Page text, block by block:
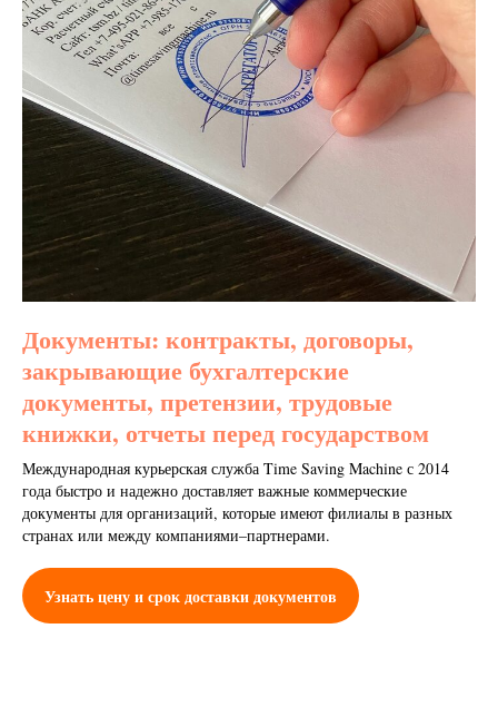
Документы: контракты, договоры,
закрывающие бухгалтерские
документы, претензии, трудовые
книжки, отчеты перед государством
Международная курьерская служба Time Saving Machine с 2014
года быстро и надежно доставляет важные коммерческие
документы для организаций, которые имеют филиалы в разных
странах или между компаниями–партнерами.
Узнать цену и срок доставки документов